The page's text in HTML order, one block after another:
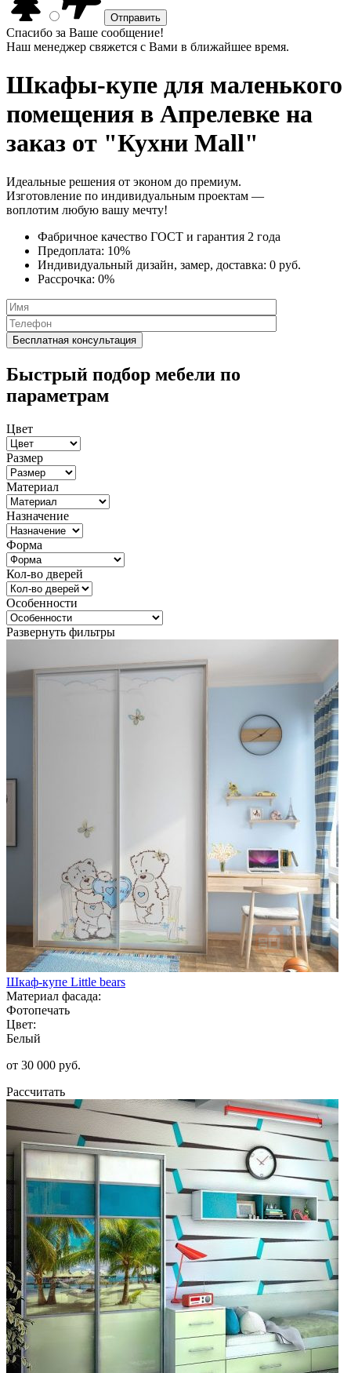
Спасибо за Ваше сообщение!
Наш менеджер свяжется с Вами в ближайшее время.
Шкафы-купе для маленького
помещения в Апрелевке на
заказ от "Кухни Mall"
Идеальные решения от эконом до премиум.
Изготовление по индивидуальным проектам —
воплотим любую вашу мечту!
Фабричное качество ГОСТ и гарантия 2 года
Предоплата: 10%
Индивидуальный дизайн, замер, доставка: 0 руб.
Рассрочка: 0%
Быстрый подбор мебели по
параметрам
Цвет
Размер
Материал
Назначение
Форма
Кол-во дверей
Особенности
Развернуть фильтры
Шкаф-купе Little bears
Материал фасада:
Фотопечать
Цвет:
Белый
от 30 000 руб.
Рассчитать